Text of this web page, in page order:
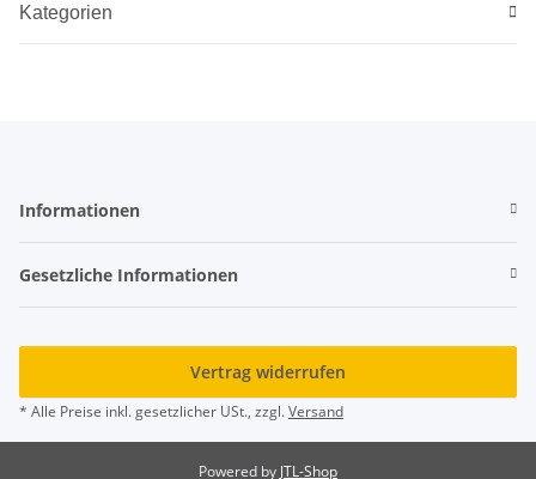
Kategorien
Informationen
Gesetzliche Informationen
Vertrag widerrufen
* Alle Preise inkl. gesetzlicher USt., zzgl.Versand
Powered by JTL-Shop